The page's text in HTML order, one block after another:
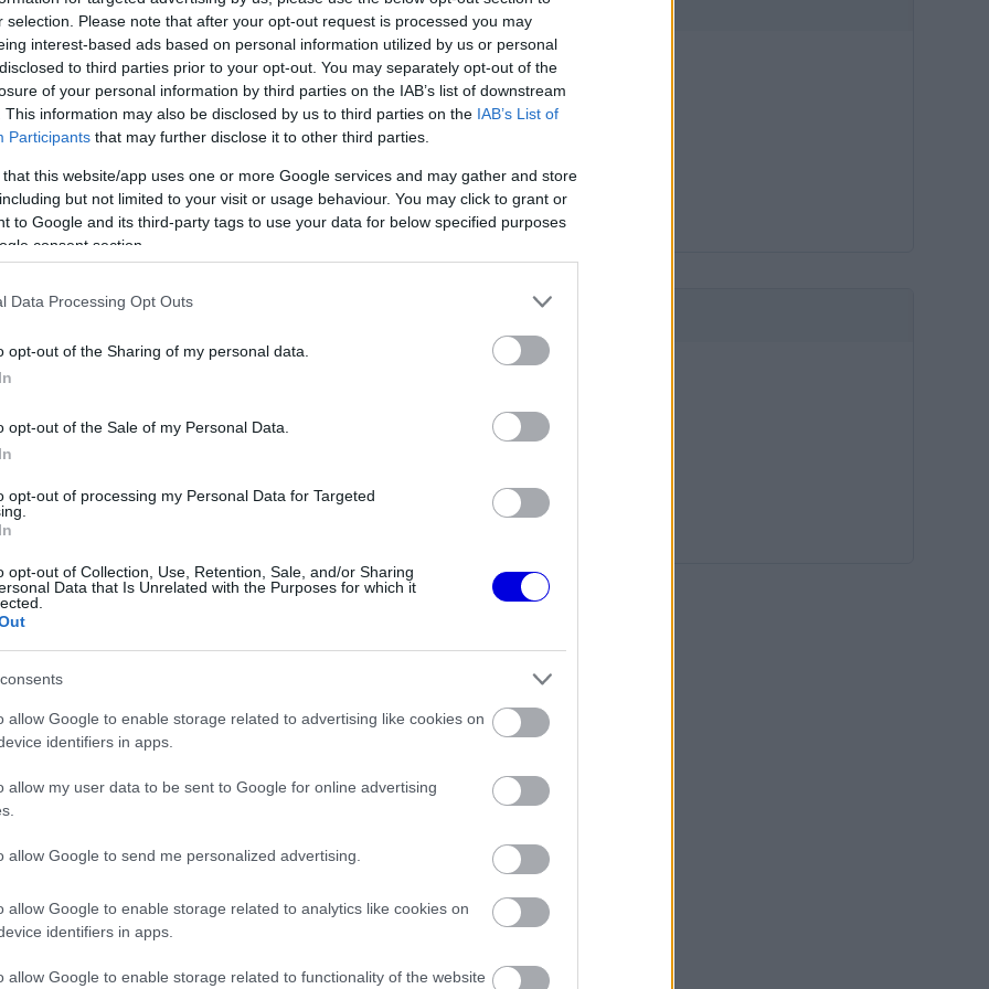
selection. Please note that after your opt-out request is processed you may
interest-based ads based on personal information utilized by us or personal
to third parties prior to your opt-out. You may separately opt-out of the
of your personal information by third parties on the IAB’s list of downstream
This information may also be disclosed by us to third parties on the IAB’s List of
Participants that may further disclose it to other third parties.
that this website/app uses one or more Google services and may gather and store
but not limited to your visit or usage behaviour. You may click to grant or
to Google and its third-party tags to use your data for below specified purposes
consent section.
Data Processing Opt Outs
opt-out of the Sharing of my personal data.
opt-out of the Sale of my Personal Data.
opt-out of processing my Personal Data for Targeted
opt-out of Collection, Use, Retention, Sale, and/or Sharing
Data that Is Unrelated with the Purposes for which it
allow Google to enable storage related to advertising like cookies on
identifiers in apps.
allow my user data to be sent to Google for online advertising
allow Google to send me personalized advertising.
allow Google to enable storage related to analytics like cookies on
identifiers in apps.
allow Google to enable storage related to functionality of the website
supported.
interneten, mert jól érzékelteti, mekkora
is. A paddock környékén általában
miközben a biztonsági emberek
tudjon eljutni az autóig.
Fontos kulcsembert csábított